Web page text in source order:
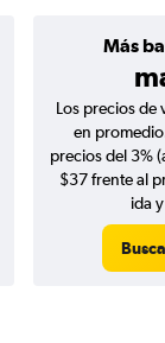
Más
Los precios de
en
precios del 3%
$37 frente al
ida